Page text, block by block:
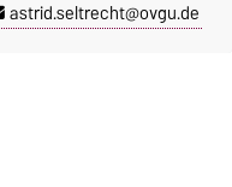
astrid.seltrecht@ovgu.de